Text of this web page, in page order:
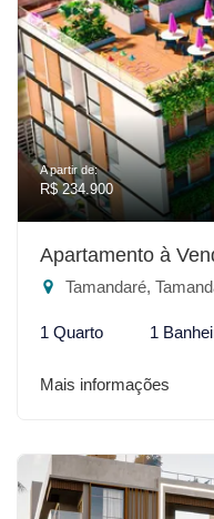
A partir de:
R$ 234.900
Apartamento à
Tamandaré,
1 Quarto 1
Mais informações